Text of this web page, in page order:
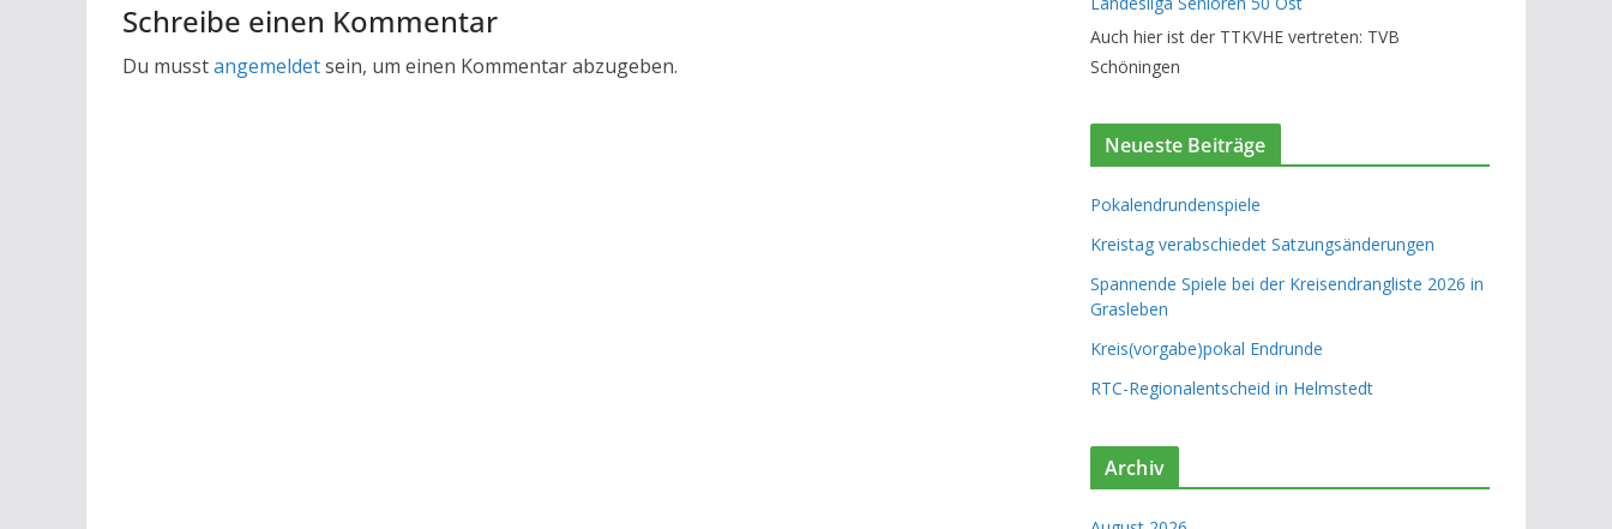
Schreibe einen Kommentar
Du musstangemeldetsein, um einen Kommentar abzugeben.
Auch hier ist der TTKVHE vertreten: TVB
Schöningen
Neueste Beiträge
Pokalendrundenspiele
Kreistag verabschiedet Satzungsänderungen
Spannende Spiele bei der Kreisendrangliste 2026 in
Grasleben
Kreis(vorgabe)pokal Endrunde
RTC-Regionalentscheid in Helmstedt
Archiv